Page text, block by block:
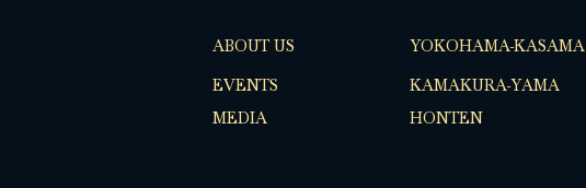
ABOUT US
EVENTS
MEDIA
YOKOHAMA-KASAMA
KAMAKURA-YAMA
HONTEN